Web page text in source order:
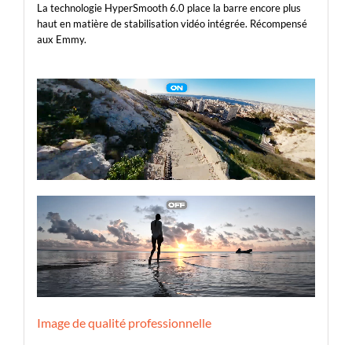
La technologie HyperSmooth 6.0 place la barre encore plus
haut en matière de stabilisation vidéo intégrée. Récompensé
aux Emmy.
Image de qualité professionnelle